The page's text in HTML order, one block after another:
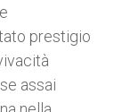
prestigio
assai